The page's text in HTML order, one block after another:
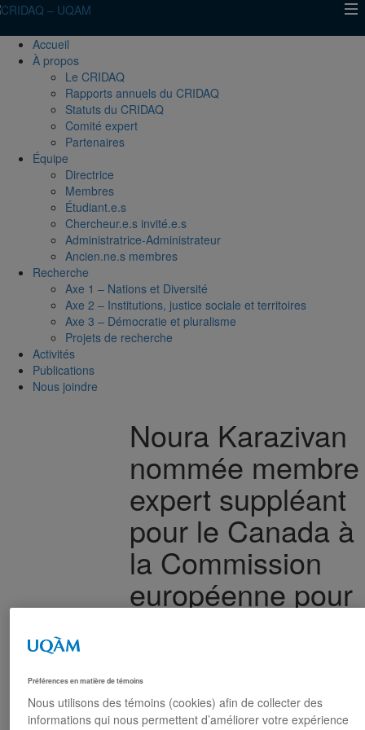
Accueil
À propos
Le CRIDAQ
Rapports annuels du CRIDAQ
Statuts du CRIDAQ
Comité expert
Partenaires
Équipe
Directrice
Membres
Étudiant.e.s
Chercheur.e.s invité.e.s
Administratrice-Administrateur
Ancien.ne.s membres
Recherche
Axe 1 – Nations et Diversité
Axe 2 – Institutions, justice sociale et territoires
Axe 3 – Démocratie et pluralisme
Projets de recherche
Activités
Publications
Nous joindre
Noura Karazivan
nommée membre
expert suppléant
pour le Canada à
la Commission
européenne pour
Karazivan, qui a récemment été nommée
membre expert suppléant pour le Canada
Préférences en matière de témoins
Nous utilisons des témoins (cookies) afin de collecter des
informations qui nous permettent d’améliorer votre expérience